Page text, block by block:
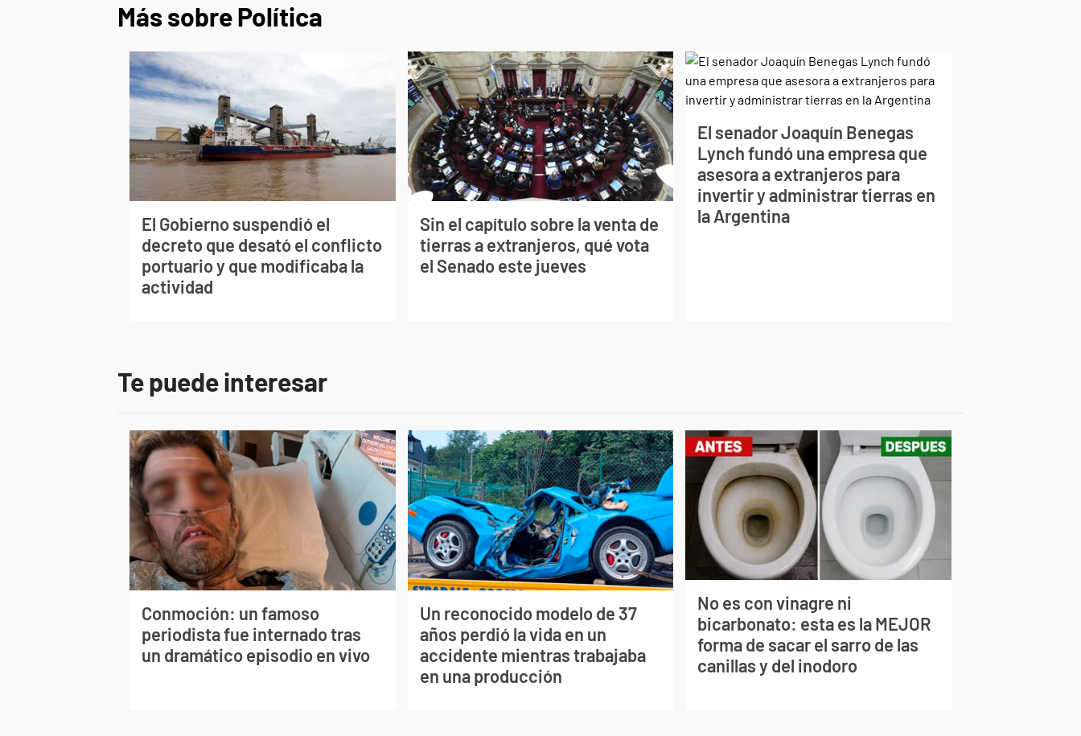
Más sobre Política
El Gobierno suspendió el
decreto que desató el conflicto
portuario y que modificaba la
actividad
Sin el capítulo sobre la venta de
tierras a extranjeros, qué vota
el Senado este jueves
El senador Joaquín Benegas
Lynch fundó una empresa que
asesora a extranjeros para
invertir y administrar tierras en
la Argentina
Te puede interesar
Conmoción: un famoso
periodista fue internado tras
un dramático episodio en vivo
Un reconocido modelo de 37
años perdió la vida en un
accidente mientras trabajaba
en una producción
No es con vinagre ni
bicarbonato: esta es la MEJOR
forma de sacar el sarro de las
canillas y del inodoro